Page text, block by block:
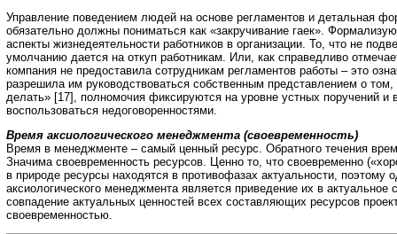
Управление поведением людей на основе регламентов и детальная
обязательно должны пониматься как «закручивание гаек».
аспекты жизнедеятельности работников в организации. То, что не
умолчанию дается на откуп работникам. Или, как справедливо
компания не предоставила сотрудникам регламентов работы – это
разрешила им руководствоваться собственным представлением о
делать» [17], полномочия фиксируются на уровне устных поручений и
воспользоваться недоговоренностями.
Время аксиологического менеджмента (своевременность)
Время в менеджменте – самый ценный ресурс. Обратного течения
Значима своевременность ресурсов. Ценно то, что своевременно
в природе ресурсы находятся в противофазах актуальности, поэтому
аксиологического менеджмента является приведение их в актуальное
совпадение актуальных ценностей всех составляющих ресурсов
своевременностью.